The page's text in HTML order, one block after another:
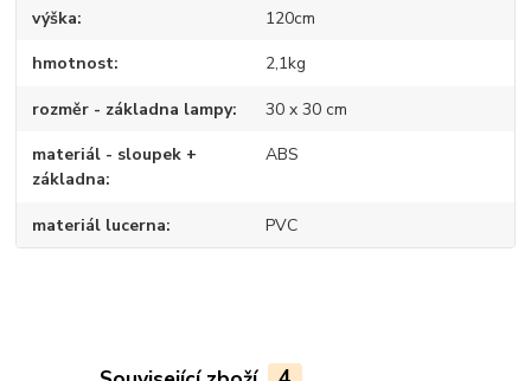
výška 120cm
hmotnost 2,1kg
rozměr - základna lampy 30 x 30 cm
materiál - sloupek +
základna
ABS
materiál lucerna PVC